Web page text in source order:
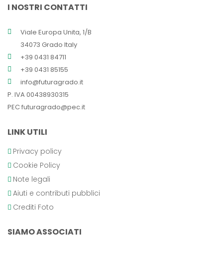
I NOSTRI CONTATTI
Viale Europa Unita, 1/B
34073 Grado Italy
+39 0431 84711
+39 0431 85155
info@futuragrado.it
P. IVA 00438930315
PECfuturagrado@pec.it
LINK UTILI
Privacy policy
Cookie Policy
Note legali
Aiuti e contributi pubblici
Crediti Foto
SIAMO ASSOCIATI